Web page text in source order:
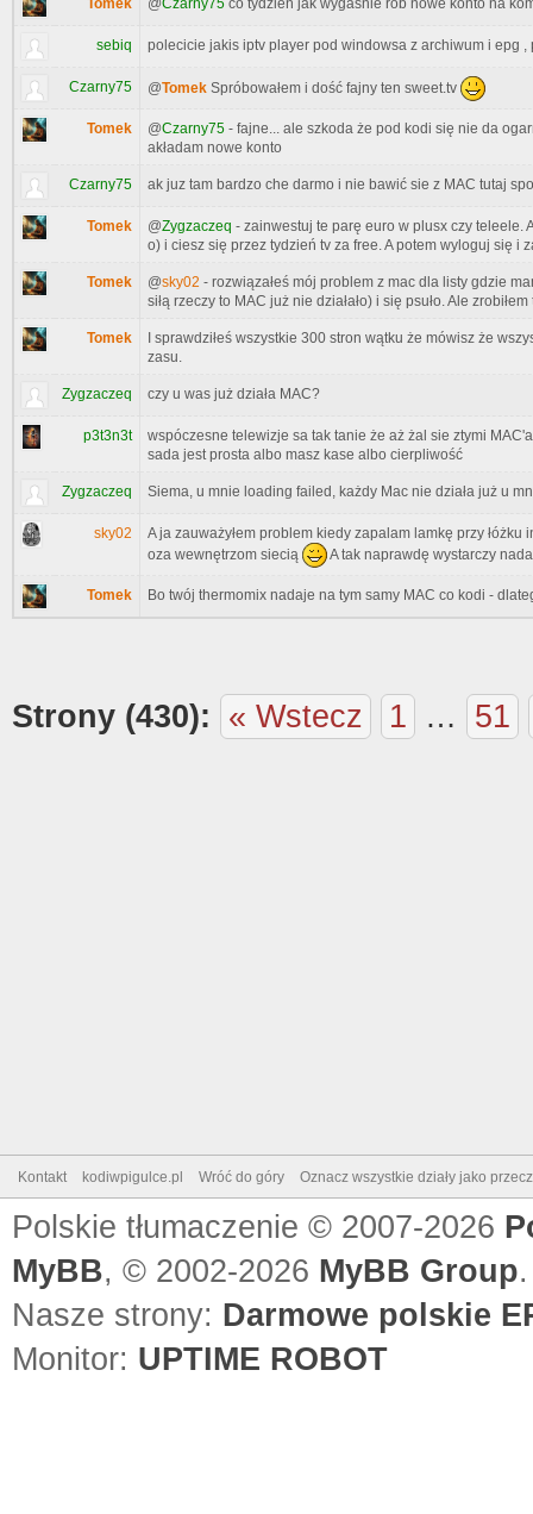
Tomek @Czarny75 co tydzień jak wygaśnie rób nowe konto na
sebiq polecicie jakis iptv player pod windowsa z archiwum i epg ,
Czarny75 @Tomek Spróbowałem i dość fajny ten sweet.tv
Tomek @Czarny75 - fajne... ale szkoda że pod kodi się nie da
akładam nowe konto
Czarny75 ak juz tam bardzo che darmo i nie bawić sie z MAC tutaj
Tomek @Zygzaczeq - zainwestuj te parę euro w plusx czy teleele.
o) i ciesz się przez tydzień tv za free. A potem wyloguj się i
Tomek @sky02 - rozwiązałeś mój problem z mac dla listy gdzie
siłą rzeczy to MAC już nie działało) i się psuło. Ale
Tomek
I sprawdziłeś wszystkie 300 stron wątku że mówisz że
zasu.
Zygzaczeq czy u was już działa MAC?
p3t3n3t
wspóczesne telewizje sa tak tanie że aż żal sie ztymi
sada jest prosta albo masz kase albo cierpliwość
Zygzaczeq Siema, u mnie loading failed, każdy Mac nie działa już u
sky02
A ja zauważyłem problem kiedy zapalam lamkę przy
oza wewnętrzom siecią
A tak naprawdę wystarczy
Tomek Bo twój thermomix nadaje na tym samy MAC co kodi -
Strony (430): « Wstecz 1 … 51
Kontakt kodiwpigulce.pl Wróć do góry Oznacz wszystkie działy jako
Polskie tłumaczenie © 2007-2026
MyBB, © 2002-2026 MyBB Group.
Nasze strony: Darmowe polskie
Monitor: UPTIME ROBOT